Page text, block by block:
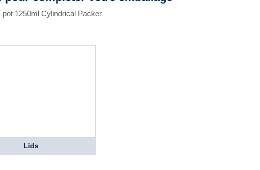
pot 1250ml Cylindrical Packer
Lids